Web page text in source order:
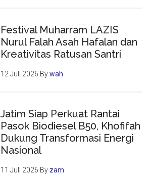
Festival Muharram LAZIS
Nurul Falah Asah Hafalan dan
Kreativitas Ratusan Santri
12 Juli 2026 Bywah
Jatim Siap Perkuat Rantai
Pasok Biodiesel B50, Khofifah
Dukung Transformasi Energi
Nasional
11 Juli 2026 By zam